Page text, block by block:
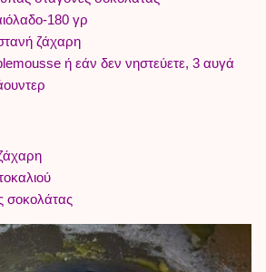
180 γρ
ζάχαρη
ή εάν δεν νηστεύετε, 3 αυγά
σοκολάτας